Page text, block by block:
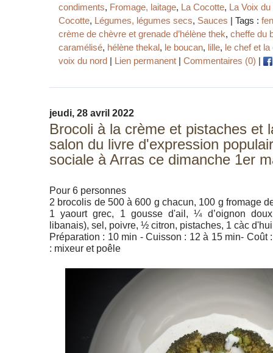
condiments, Fromage, laitage, La Cocotte, La Voix
Cocotte, Légumes, légumes secs, Sauces | Tags :
crème de chèvre et grenade d’hélène thek, cheffe du
caramélisé, hélène thekal, le boucan, lille, le chef et la
voix du nord | Lien permanent | Commentaires (0) |
jeudi, 28 avril 2022
Brocoli à la crème et pistaches et
salon du livre d'expression
sociale à Arras ce dimanche 1er
Pour 6 personnes
2 brocolis de 500 à 600 g chacun, 100 g fromage
1 yaourt grec, 1 gousse d'ail, ¼ d’oignon
libanais), sel, poivre, ½ citron, pistaches, 1 càc
Préparation : 10 min - Cuisson : 12 à 15 min- Coût
: mixeur et poêle